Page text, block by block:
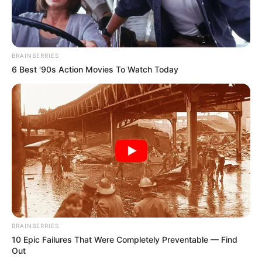
BRAINBERRIES
6 Best '90s Action Movies To Watch Today
BRAINBERRIES
10 Epic Failures That Were Completely Preventable — Find
Out